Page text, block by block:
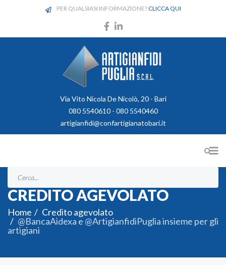
PER QUALSIASI INFORMAZIONE?CLICCA QUI
Via Vito Nicola De Nicolò, 20 - Bari
080 5540610 - 080 5540460
artigianfidi@confartigianatobari.it
CREDITO AGEVOLATO
Home
Credito agevolato
@BancaAidexa e @ArtigianfidiPuglia insieme per gli
artigiani